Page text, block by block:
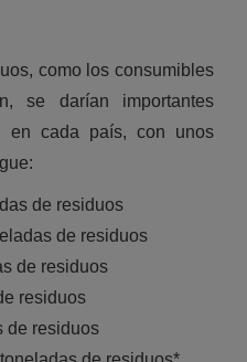
como los consumibles
se darían importantes
en cada país, con unos
de residuos
de residuos
de residuos
residuos
de residuos